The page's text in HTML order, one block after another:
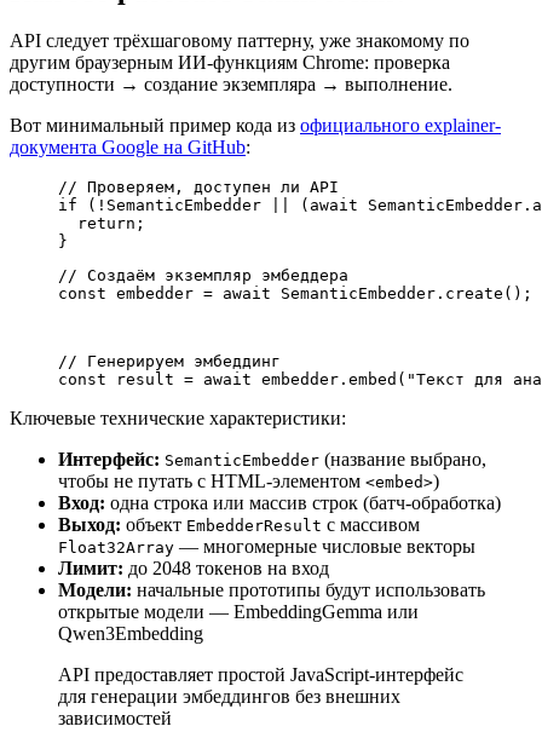
API следует трёхшаговому паттерну, уже знакомому по
другим браузерным ИИ-функциям Chrome: проверка
доступности → создание экземпляра → выполнение.
Вот минимальный пример кода из официального explainer-
документа Google на GitHub:
// Проверяем, доступен ли API
if (!SemanticEmbedder || (await
  return;
// Создаём экземпляр эмбеддера
const embedder = await SemanticEmbedder.create();
// Генерируем эмбеддинг
Ключевые технические характеристики:
Интерфейс: SemanticEmbedder (название выбрано,
чтобы не путать с HTML-элементом <embed>)
Вход: одна строка или массив строк (батч-обработка)
Выход: объект EmbedderResult с массивом
Float32Array — многомерные числовые векторы
Лимит: до 2048 токенов на вход
Модели: начальные прототипы будут использовать
открытые модели — EmbeddingGemma или
Qwen3Embedding
API предоставляет простой JavaScript-интерфейс
для генерации эмбеддингов без внешних
зависимостей